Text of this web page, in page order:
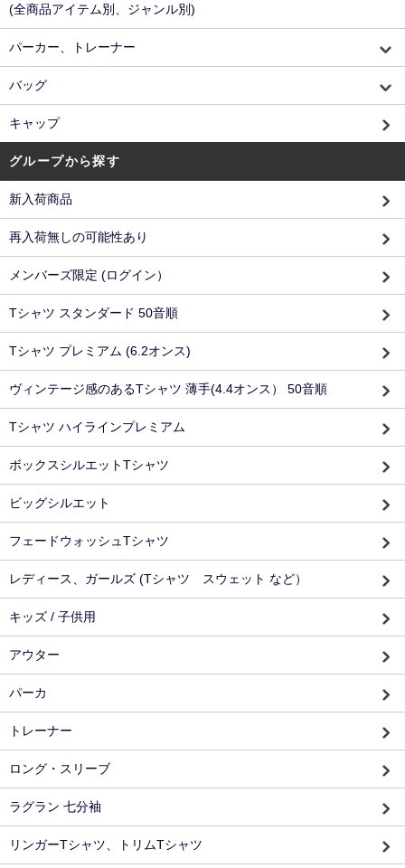
(全商品アイテム別、ジャンル別)
パーカー、トレーナー
バッグ
キャップ
グループから探す
新入荷商品
再入荷無しの可能性あり
メンバーズ限定 (ログイン）
Tシャツ スタンダード 50音順
Tシャツ プレミアム (6.2オンス)
ヴィンテージ感のあるTシャツ 薄手(4.4オンス） 50音順
Tシャツ ハイラインプレミアム
ボックスシルエットTシャツ
ビッグシルエット
フェードウォッシュTシャツ
レディース、ガールズ (Tシャツ スウェット など）
キッズ / 子供用
アウター
パーカ
トレーナー
ロング・スリーブ
ラグラン 七分袖
リンガーTシャツ、トリムTシャツ